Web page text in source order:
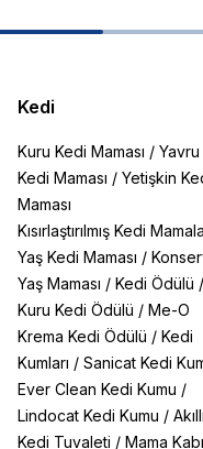
Kedi
Kuru Kedi Maması / Yavru
Kedi Maması / Yetişkin
Maması
Kısırlaştırılmış Kedi
Yaş Kedi Maması /
Yaş Maması / Kedi Ödülü /
Kuru Kedi Ödülü / Me-O
Krema Kedi Ödülü / Kedi
Kumları / Sanicat Kedi
Ever Clean Kedi Kumu /
Lindocat Kedi Kumu / Akıllı
Kedi Tuvaleti / Mama Kabı